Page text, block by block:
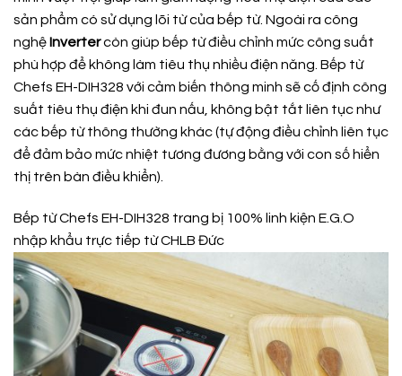
sản phẩm có sử dụng lõi từ của bếp từ. Ngoài ra công
nghệ Invertercòn giúp bếp từ điều chỉnh mức công suất
phù hợp để không làm tiêu thụ nhiều điện năng. Bếp từ
Chefs EH-DIH328 với cảm biến thông minh sẽ cố định công
suất tiêu thụ điện khi đun nấu, không bật tắt liên tục như
các bếp từ thông thường khác (tự động điều chỉnh liên tục
để đảm bảo mức nhiệt tương đương bằng với con số hiển
thị trên bàn điều khiển).
Bếp từ Chefs EH-DIH328 trang bị 100% linh kiện E.G.O
nhập khẩu trực tiếp từ CHLB Đức